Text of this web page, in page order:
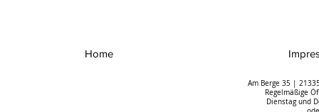
Home
Am Berge 35 |
Regelmäßige
Dienstag und